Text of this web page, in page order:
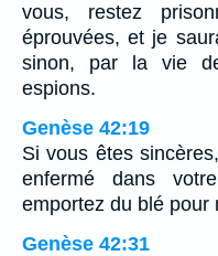
vous, restez
éprouvées, et je
sinon, par la vie
espions.
Genèse 42:19
Si vous êtes
enfermé dans
emportez du blé pour
Genèse 42:31